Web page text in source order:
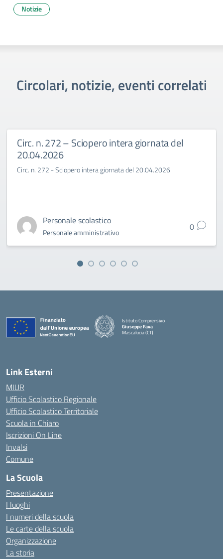
Notizie
Circolari, notizie, eventi correlati
Circ. n. 272 – Sciopero intera giornata del
20.04.2026
Circ. n. 272 - Sciopero intera giornata del 20.04.2026
Personale scolastico
Personale amministrativo 0
Istituto Comprensivo
Giuseppe Fava
Mascalucia (CT)
Link Esterni
MIUR
Ufficio Scolastico Regionale
Ufficio Scolastico Territoriale
Scuola in Chiaro
Iscrizioni On Line
Invalsi
Comune
La Scuola
Presentazione
I luoghi
I numeri della scuola
Le carte della scuola
Organizzazione
La storia